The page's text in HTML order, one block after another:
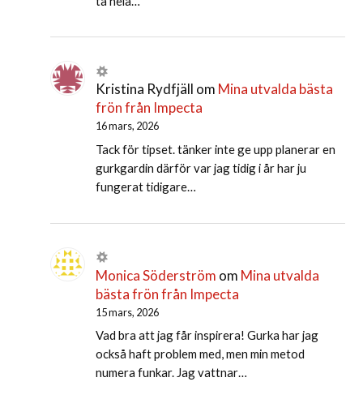
Kristina Rydfjäll om Mina utvalda bästa
frön från Impecta
16 mars, 2026
Tack för tipset. tänker inte ge upp planerar en
gurkgardin därför var jag tidig i år har ju
fungerat tidigare…
Monica Söderström om Mina utvalda
bästa frön från Impecta
15 mars, 2026
Vad bra att jag får inspirera! Gurka har jag
också haft problem med, men min metod
numera funkar. Jag vattnar…